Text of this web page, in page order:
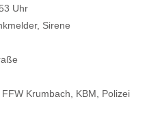
Uhr
Sirene
Krumbach, KBM, Polizei